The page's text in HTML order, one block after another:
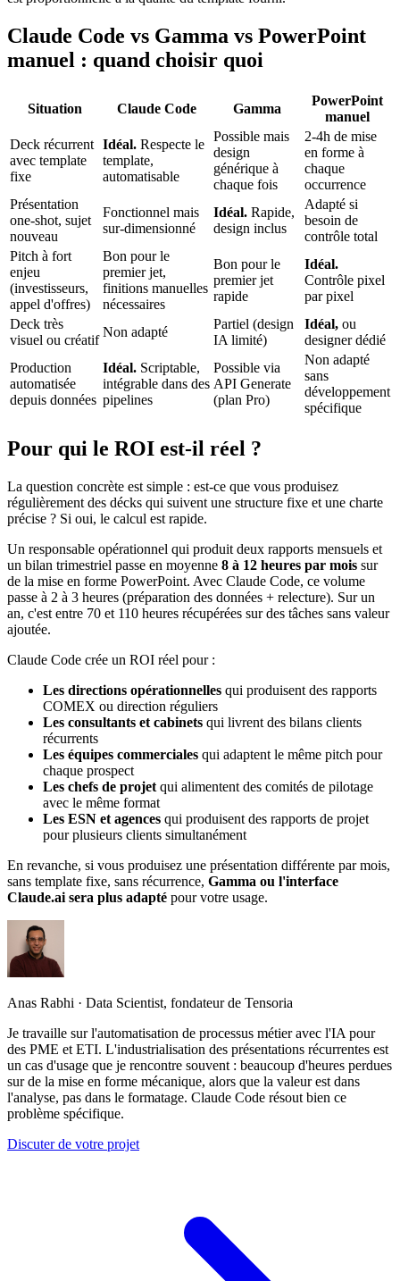
Claude Code vs Gamma vs PowerPoint
manuel : quand choisir quoi
Situation Claude Code Gamma
PowerPoint
manuel
Deck récurrent
avec template
fixe
Idéal. Respecte le
template,
automatisable
Possible mais
design
générique à
chaque fois
2-4h de mise
en forme à
chaque
occurrence
Présentation
one-shot, sujet
nouveau
Fonctionnel mais
sur-dimensionné
Idéal. Rapide,
design inclus
Adapté si
besoin de
contrôle total
Pitch à fort
enjeu
(investisseurs,
appel d'offres)
Bon pour le
premier jet,
finitions manuelles
nécessaires
Bon pour le
premier jet
rapide
Idéal.
Contrôle pixel
par pixel
Deck très
visuel ou créatif
Non adapté
Partiel (design
IA limité)
Idéal, ou
designer dédié
Production
automatisée
depuis données
Idéal. Scriptable,
intégrable dans des
pipelines
Possible via
API Generate
(plan Pro)
Non adapté
sans
développement
spécifique
Pour qui le ROI est-il réel ?
La question concrète est simple : est-ce que vous produisez
régulièrement des décks qui suivent une structure fixe et une charte
précise ? Si oui, le calcul est rapide.
Un responsable opérationnel qui produit deux rapports mensuels et
un bilan trimestriel passe en moyenne 8 à 12 heures par mois sur
de la mise en forme PowerPoint. Avec Claude Code, ce volume
passe à 2 à 3 heures (préparation des données + relecture). Sur un
an, c'est entre 70 et 110 heures récupérées sur des tâches sans valeur
ajoutée.
Claude Code crée un ROI réel pour :
Les directions opérationnelles qui produisent des rapports
COMEX ou direction réguliers
Les consultants et cabinets qui livrent des bilans clients
récurrents
Les équipes commerciales qui adaptent le même pitch pour
chaque prospect
Les chefs de projet qui alimentent des comités de pilotage
avec le même format
Les ESN et agences qui produisent des rapports de projet
pour plusieurs clients simultanément
En revanche, si vous produisez une présentation différente par mois,
sans template fixe, sans récurrence, Gamma ou l'interface
Claude.ai sera plus adapté pour votre usage.
Anas Rabhi · Data Scientist, fondateur de Tensoria
Je travaille sur l'automatisation de processus métier avec l'IA pour
des PME et ETI. L'industrialisation des présentations récurrentes est
un cas d'usage que je rencontre souvent : beaucoup d'heures perdues
sur de la mise en forme mécanique, alors que la valeur est dans
l'analyse, pas dans le formatage. Claude Code résout bien ce
problème spécifique.
Discuter de votre projet